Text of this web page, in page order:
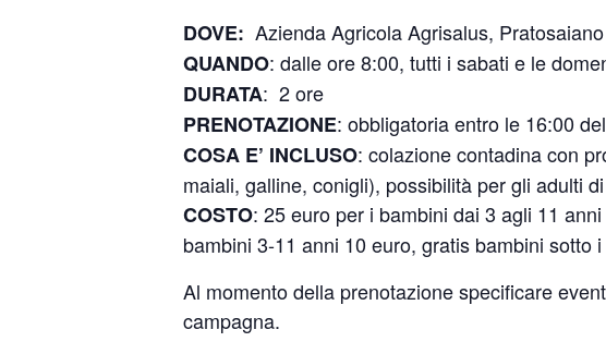
DOVE: Azienda Agricola Agrisalus,
QUANDO: dalle ore 8:00, tutti i sabati e le
DURATA: 2 ore
PRENOTAZIONE: obbligatoria entro le 16:00
COSA E’ INCLUSO: colazione contadina con
maiali, galline, conigli), possibilità per gli adulti
COSTO: 25 euro per i bambini dai 3 agli 11
bambini 3-11 anni 10 euro, gratis bambini sotto
Al momento della prenotazione specificare
campagna.